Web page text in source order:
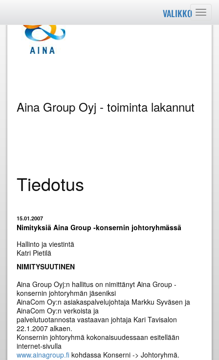
Aina Group Oyj - toiminta lakannut
VALIKKO
Tiedotus
15.01.2007
Nimityksiä Aina Group -konsernin johtoryhmässä
Hallinto ja viestintä
Katri Pietilä
NIMITYSUUTINEN
Aina Group Oyj:n hallitus on nimittänyt Aina Group -
konsernin johtoryhmän jäseniksi
AinaCom Oy:n asiakaspalvelujohtaja Markku Syväsen ja
AinaCom Oy:n verkoista ja
palvelutuotannosta vastaavan johtaja Kari Tavisalon
22.1.2007 alkaen.
Konsernin johtoryhmä kokonaisuudessaan esitellään
internet-sivulla
www.ainagroup.fi kohdassa Konserni -> Johtoryhmä.